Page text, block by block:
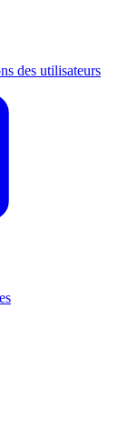
des utilisateurs